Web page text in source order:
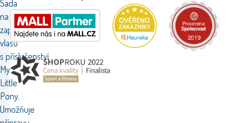
Sada
na
zaplétání
vlasů
s příslušenství
My
Little
Pony.
Umožňuje